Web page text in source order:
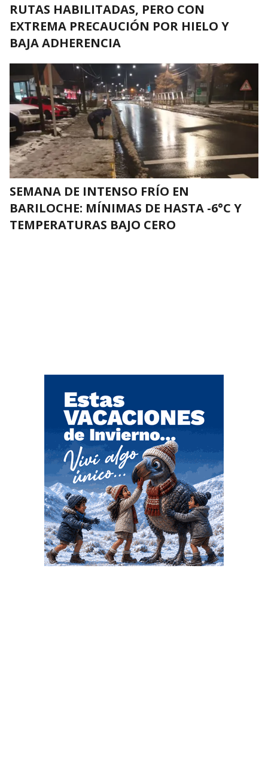
RUTAS HABILITADAS, PERO CON
EXTREMA PRECAUCIÓN POR HIELO Y
BAJA ADHERENCIA
SEMANA DE INTENSO FRÍO EN
BARILOCHE: MÍNIMAS DE HASTA -6°C Y
TEMPERATURAS BAJO CERO